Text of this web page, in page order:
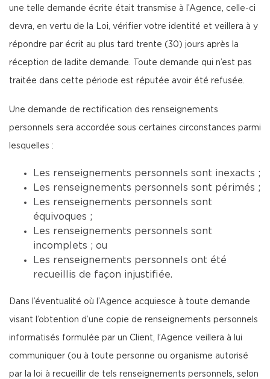
une telle demande écrite était transmise à l’Agence, celle-ci
devra, en vertu de la Loi, vérifier votre identité et veillera à y
répondre par écrit au plus tard trente (30) jours après la
réception de ladite demande. Toute demande qui n’est pas
traitée dans cette période est réputée avoir été refusée.
Une demande de rectification des renseignements
personnels sera accordée sous certaines circonstances parmi
lesquelles :
Les renseignements personnels sont inexacts ;
Les renseignements personnels sont périmés ;
Les renseignements personnels sont
équivoques ;
Les renseignements personnels sont
incomplets ; ou
Les renseignements personnels ont été
recueillis de façon injustifiée.
Dans l’éventualité où l’Agence acquiesce à toute demande
visant l’obtention d’une copie de renseignements personnels
informatisés formulée par un Client, l’Agence veillera à lui
communiquer (ou à toute personne ou organisme autorisé
par la loi à recueillir de tels renseignements personnels, selon